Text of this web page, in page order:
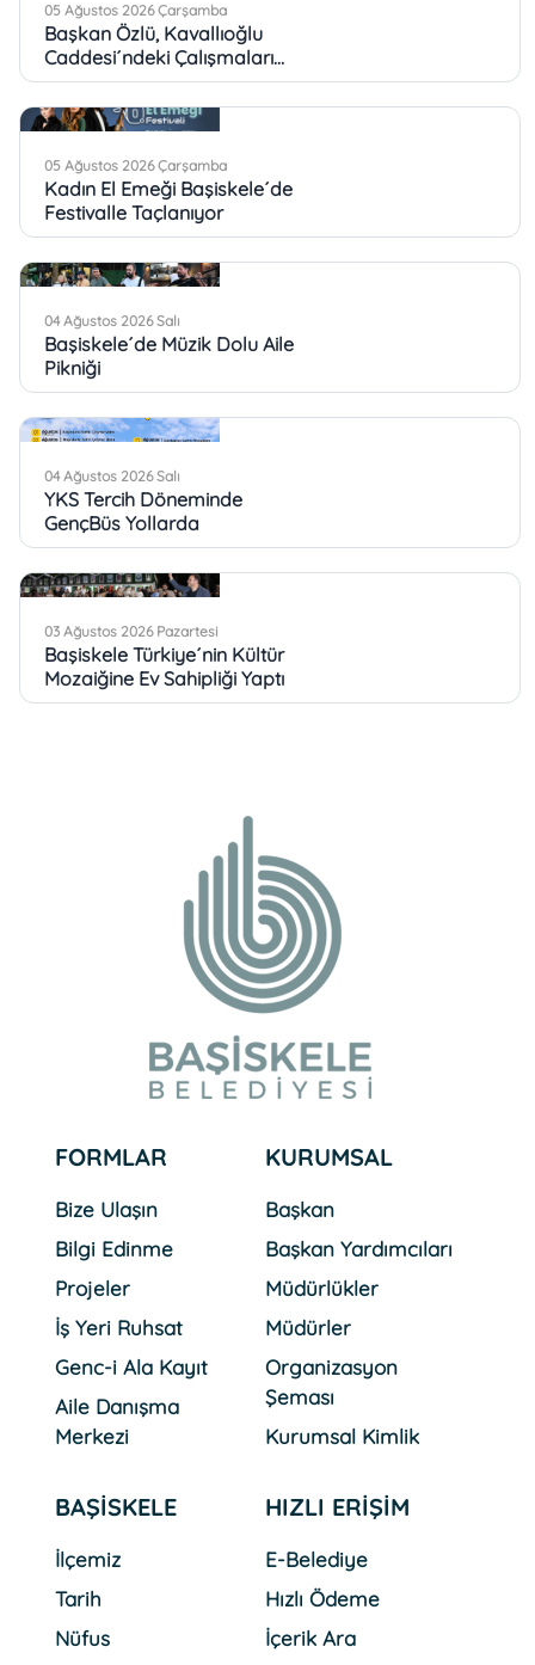
05 Ağustos 2026 Çarşamba
Başkan Özlü, Kavallıoğlu
Caddesi´ndeki Çalışmaları
İnceledi
05 Ağustos 2026 Çarşamba
Kadın El Emeği Başiskele´de
Festivalle Taçlanıyor
04 Ağustos 2026 Salı
Başiskele´de Müzik Dolu Aile
Pikniği
04 Ağustos 2026 Salı
YKS Tercih Döneminde
GençBüs Yollarda
03 Ağustos 2026 Pazartesi
Başiskele Türkiye´nin Kültür
Mozaiğine Ev Sahipliği Yaptı
31 Temmuz 2026 Cuma
Başiskele Pastacılık
Akademisi Ülke TV
31 Temmuz 2026 Cuma
Güldüren Ziyaretler
07 Ağustos 2026 Cuma
Başkan Özlü, Kitaphane´de
Gençlerle Buluştu
06 Ağustos 2026 Perşembe
Başiskele´de Değerler
FORMLAR
Bize Ulaşın
Bilgi Edinme
Projeler
İş Yeri Ruhsat
Genc-i Ala Kayıt
Aile Danışma
Merkezi
KURUMSAL
Başkan
Başkan Yardımcıları
Müdürlükler
Müdürler
Organizasyon
Şeması
Kurumsal Kimlik
BAŞİSKELE
İlçemiz
Tarih
Nüfus
HIZLI ERİŞİM
E-Belediye
Hızlı Ödeme
İçerik Ara